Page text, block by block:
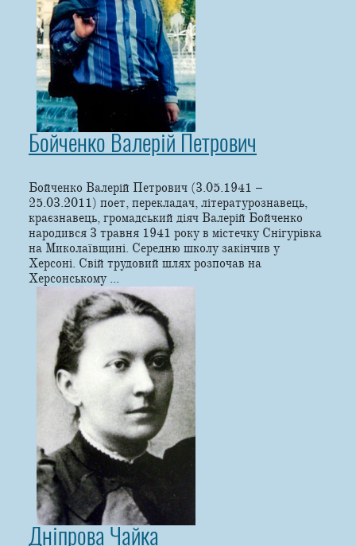
Бойченко Валерій Петрович
Бойченко Валерій Петрович (3.05.1941 –
25.03.2011) поет, перекладач, літературознавець,
краєзнавець, громадський діяч Валерій Бойченко
народився 3 травня 1941 року в містечку Снігурівка
на Миколаївщині. Середню школу закінчив у
Херсоні. Свій трудовий шлях розпочав на
Херсонському ...
Дніпрова Чайка